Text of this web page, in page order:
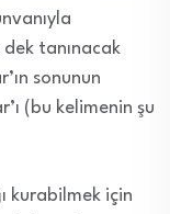
tanınacak
sonunun
(bu kelimenin şu
kurabilmek için